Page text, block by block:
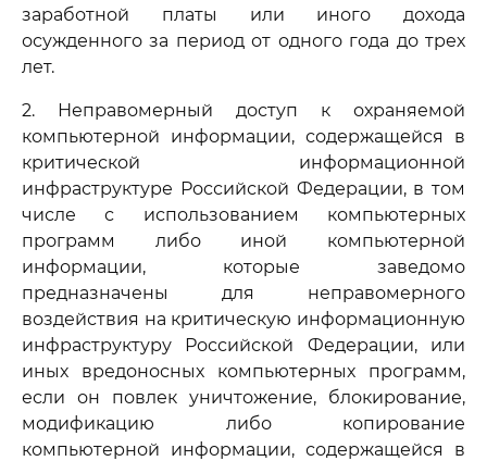
заработной платы или иного дохода
осужденного за период от одного года до трех
лет.
2. Неправомерный доступ к охраняемой
компьютерной информации, содержащейся в
критической информационной
инфраструктуре Российской Федерации, в том
числе с использованием компьютерных
программ либо иной компьютерной
информации, которые заведомо
предназначены для неправомерного
воздействия на критическую информационную
инфраструктуру Российской Федерации, или
иных вредоносных компьютерных программ,
если он повлек уничтожение, блокирование,
модификацию либо копирование
компьютерной информации, содержащейся в